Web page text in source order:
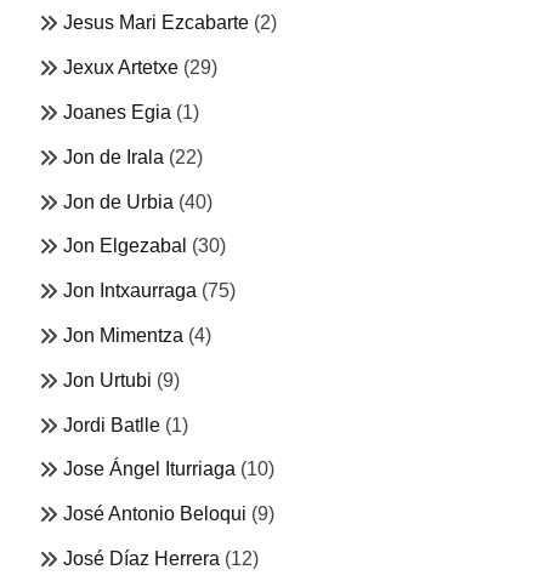
Jesus Mari Ezcabarte (2)
Jexux Artetxe (29)
Joanes Egia (1)
Jon de Irala (22)
Jon de Urbia (40)
Jon Elgezabal (30)
Jon Intxaurraga (75)
Jon Mimentza (4)
Jon Urtubi (9)
Jordi Batlle (1)
Jose Ángel Iturriaga (10)
José Antonio Beloqui (9)
José Díaz Herrera (12)